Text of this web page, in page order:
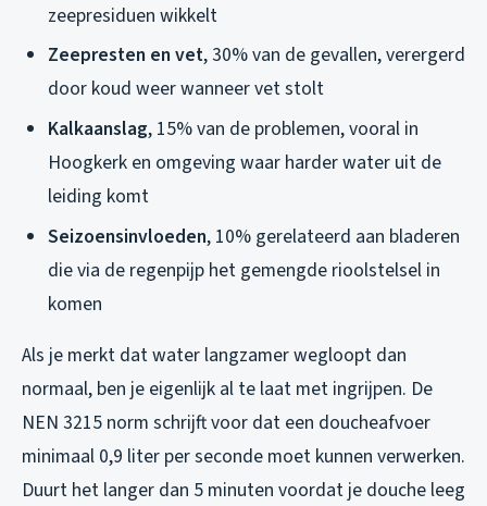
zeepresiduen wikkelt
Zeepresten en vet, 30% van de gevallen, verergerd
door koud weer wanneer vet stolt
Kalkaanslag, 15% van de problemen, vooral in
Hoogkerk en omgeving waar harder water uit de
leiding komt
Seizoensinvloeden, 10% gerelateerd aan bladeren
die via de regenpijp het gemengde rioolstelsel in
komen
Als je merkt dat water langzamer wegloopt dan
normaal, ben je eigenlijk al te laat met ingrijpen. De
NEN 3215 norm schrijft voor dat een doucheafvoer
minimaal 0,9 liter per seconde moet kunnen verwerken.
Duurt het langer dan 5 minuten voordat je douche leeg